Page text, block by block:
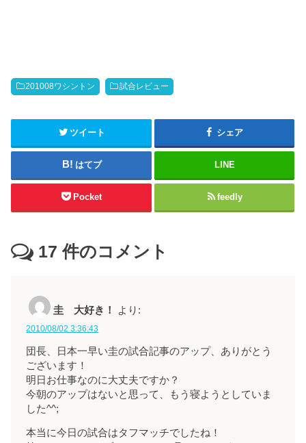
201008ワシントン 試合レビュー
ツイート シェア
はてブ LINE
Pocket feedly
17 件のコメント
圭 大好き！ より:
2010/08/02 3:36:43
団長、日本一早い圭の試合記事のアップ、ありがとう
ございます！
明日お仕事なのに大丈夫ですか？
今朝のアップはないと思って、もう寝ようとしていま
した^^;
本当に今日の試合はタフマッチでしたね！